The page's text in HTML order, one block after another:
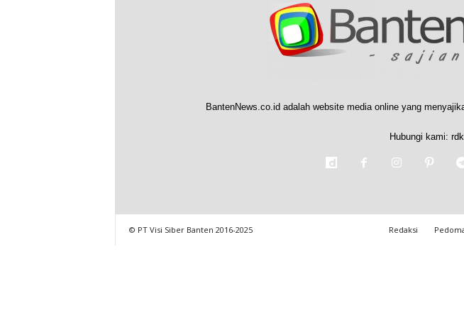
BantenNews.co.id adalah website media online yang
Hubungi kami:
Redaksi
© PT Visi Siber Banten 2016-2025